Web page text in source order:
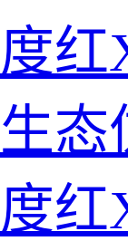
生态
度红